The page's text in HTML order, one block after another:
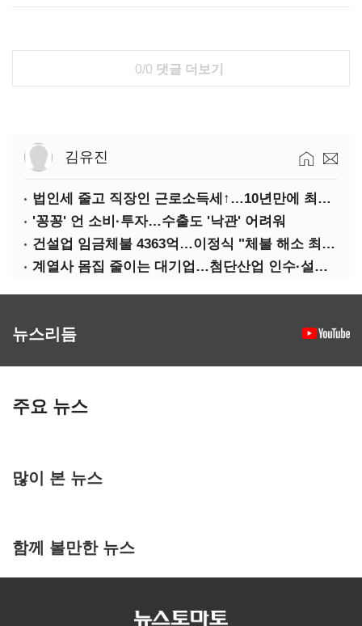
0/0 댓글 더보기
김유진
법인세 줄고 직장인 근로소득세↑…10년만에 최대치
'꽁꽁' 언 소비·투자…수출도 '낙관' 어려워
건설업 임금체불 4363억…이정식 "체불 해소 최우선"
계열사 몸집 줄이는 대기업…첨단산업 인수·설립에 '분주'
뉴스리듬
주요 뉴스
많이 본 뉴스
함께 볼만한 뉴스